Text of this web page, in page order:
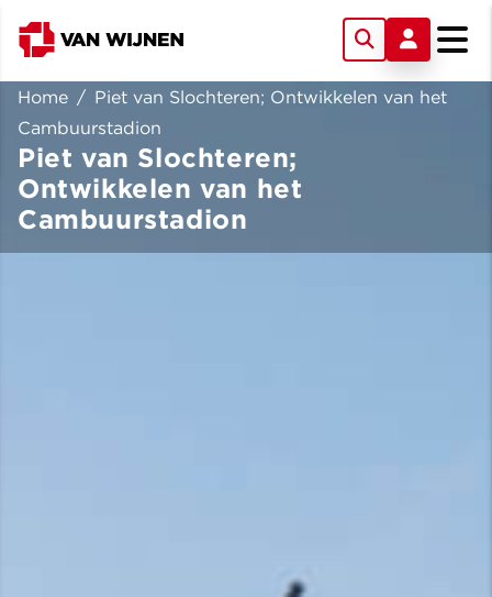
Home / Piet van Slochteren; Ontwikkelen van het
Cambuurstadion
Piet van Slochteren;
Ontwikkelen van het
Cambuurstadion